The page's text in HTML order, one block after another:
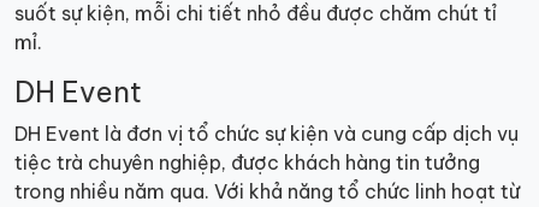
suốt sự kiện, mỗi chi tiết nhỏ đều được chăm chút tỉ
mỉ.
DH Event
DH Event là đơn vị tổ chức sự kiện và cung cấp dịch vụ
tiệc trà chuyên nghiệp, được khách hàng tin tưởng
trong nhiều năm qua. Với khả năng tổ chức linh hoạt từ